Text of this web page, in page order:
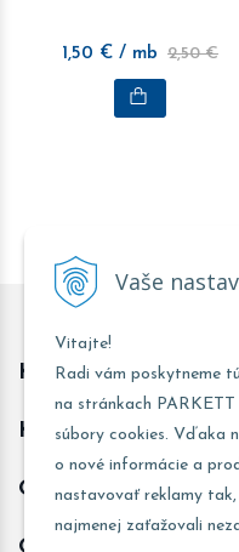
Vaše
Vitajte!
Radi vám poskytneme
na stránkach
súbory cookies. Vďaka
o nové informácie a
nastavovať reklamy
najmenej zaťažovali
1,50 € / mb 2,50 €
Kontakt predajňa
Kontakt predajňa
Obchodné informácie